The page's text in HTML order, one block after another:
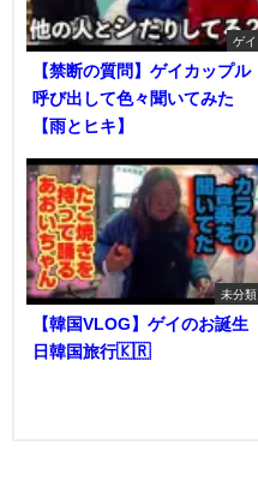
ゲイ
【禁断の質問】ゲイカップル
呼び出して色々聞いてみた
【雨とヒキ】
未分類
【韓国VLOG】ゲイのお誕生
日韓国旅行🇰🇷